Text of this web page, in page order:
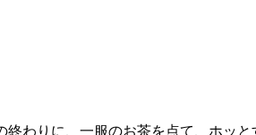
わりに、一服のお茶を点て、ホッと